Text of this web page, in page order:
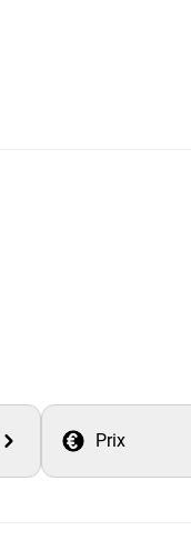
Prix